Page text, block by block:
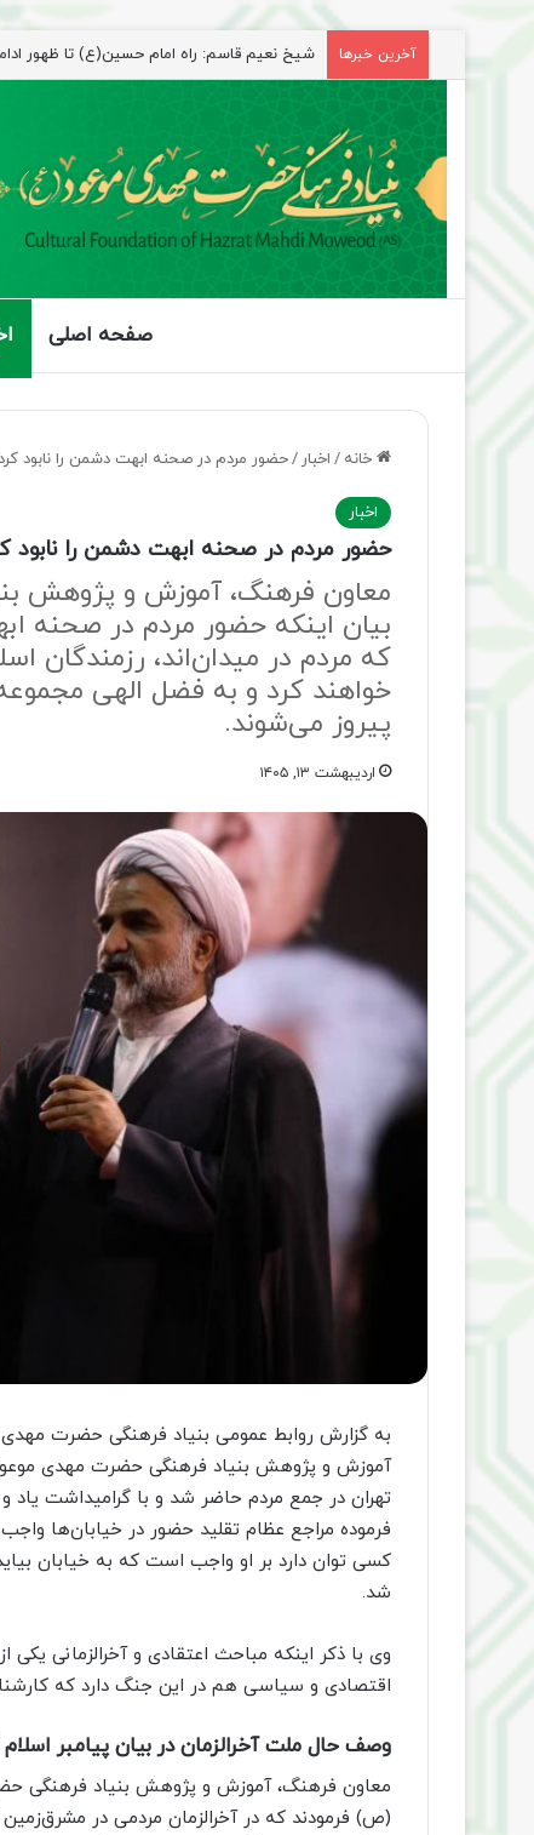
آخرین خبرها
شیخ نعیم قاسم: راه امام حسین(ع) تا ظهور
صفحه اصلی
خانه / اخبار /حضور مردم در صحنه ابهت دشمن را نابود
اخبار
حضور مردم در صحنه ابهت دشمن را
معاون فرهنگ، آموزش و پژوهش
بیان اینکه حضور مردم در صحنه
که مردم در میدان‌اند، رزمندگان
خواهند کرد و به فضل الهی
پیروز می‌شوند.
اردیبهشت ۱۳, ۱۴۰۵
به گزارش روابط عمومی بنیاد فرهنگی حضرت
آموزش و پژوهش بنیاد فرهنگی حضرت مهدی
تهران در جمع مردم حاضر شد و با گرامیداشت یاد
فرموده مراجع عظام تقلید حضور در خیابان‌ها
کسی توان دارد بر او واجب است که به خیابان
شد.
وی با ذکر اینکه مباحث اعتقادی و آخرالزمانی
اقتصادی و سیاسی هم در این جنگ دارد که
وصف حال ملت آخرالزمان در بیان پیامبر
(ص) فرمودند که در آخرالزمان مردمی در